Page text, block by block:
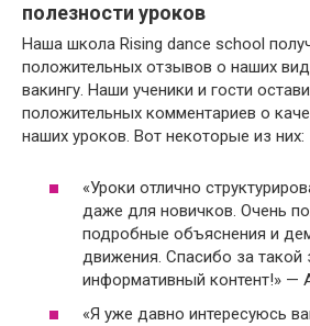
полезности уроков
Наша школа Rising dance school
положительных отзывов о наших
вакингу. Наши ученики и гости
положительных комментариев о
наших уроков. Вот некоторые из них:
«Уроки отлично
даже для новичков. Очень
подробные объяснения и
движения. Спасибо за такой
информативный контент!» —
«Я уже давно интересуюсь